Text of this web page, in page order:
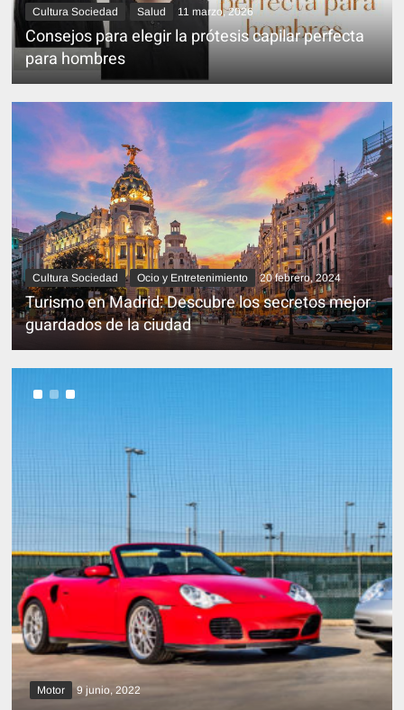
Cultura Sociedad Salud 11 marzo, 2026
Consejos para elegir la prótesis capilar perfecta
para hombres
Cultura Sociedad Ocio y Entretenimiento 20 febrero, 2024
Turismo en Madrid: Descubre los secretos mejor
guardados de la ciudad
Motor 9 junio, 2022
Tiendas Online
Cuando se debe cambiar el aceite